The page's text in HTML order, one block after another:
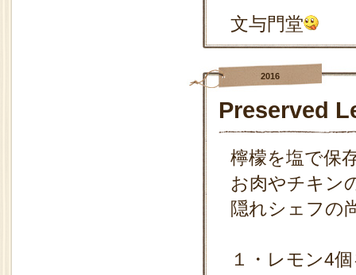
文与門堂
2016
Preserved
檸檬を塩で保
お肉やチキン
隠れシェフの
１・レモン4